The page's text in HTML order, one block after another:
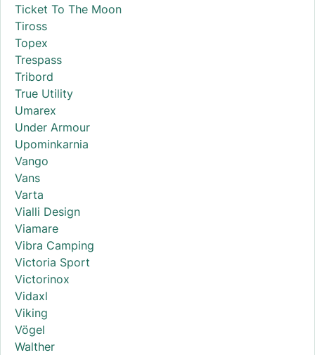
Ticket To The Moon
Tiross
Topex
Trespass
Tribord
True Utility
Umarex
Under Armour
Upominkarnia
Vango
Vans
Varta
Vialli Design
Viamare
Vibra Camping
Victoria Sport
Victorinox
Vidaxl
Viking
Vögel
Walther